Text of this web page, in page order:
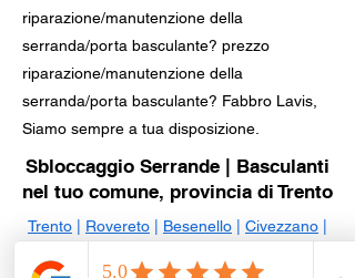
riparazione/manutenzione della
serranda/porta basculante? prezzo
riparazione/manutenzione della
serranda/porta basculante? Fabbro Lavis,
Siamo sempre a tua disposizione.
Sbloccaggio Serrande | Basculanti
nel tuo comune, provincia di Trento
Trento Rovereto Besenello Civezzano
Riva del Garda|Volano|Arco|Mori|Pergine
Valsugana| Ala|Lavis